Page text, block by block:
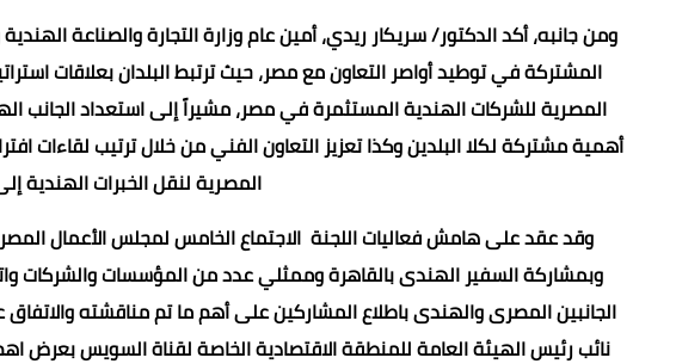
ومن جانبه، أكد الدكتور/ سريكار ريدي، أمين عام وزارة التجارة والصناعة
المشتركة في توطيد أواصر التعاون مع مصر، حيث ترتبط البلدان بعلاقات
المصرية للشركات الهندية المستثمرة في مصر، مشيراً إلى استعداد الجانب
أهمية مشتركة لكلا البلدين وكذا تعزيز التعاون الفني من خلال ترتيب لقاءات
المصرية لنقل الخبرات الهندية
وقد عقد على هامش فعاليات اللجنة الاجتماع الخامس لمجلس الأعمال
وبمشاركة السفير الهندى بالقاهرة وممثلي عدد من المؤسسات والشركات
الجانبين المصرى والهندى باطلاع المشاركين على أهم ما تم مناقشته والاتفاق
نائب رئيس الهيئة العامة للمنطقة الاقتصادية الخاصة لقناة السويس بعرض اهم